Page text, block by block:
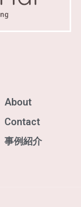
About
Contact
事例紹介